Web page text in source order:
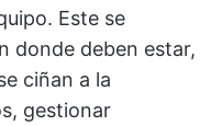
Este se
donde deben estar,
ciñan a la
gestionar